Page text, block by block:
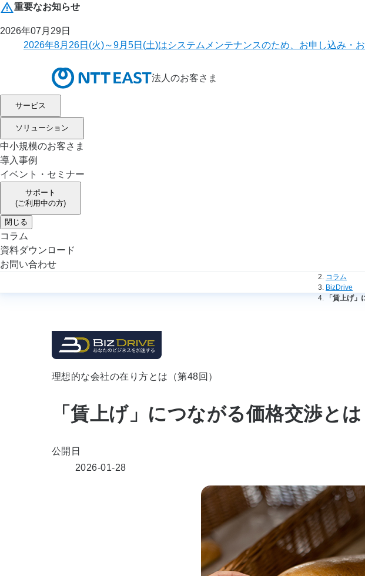
重要なお知らせ
2026年07月29日
2026年8月26日(火)～9月5日(土)はシステムメンテナンスのため、お申し込み・
法人のお客さま
サービス
ソリューション
中小規模のお客さま
導入事例
イベント・セミナー
サポート
(ご利用中の方)
閉じる
コラム
資料ダウンロード
お問い合わせ
コラム
BizDrive
「賃上げ
理想的な会社の在り方とは（第48回）
「賃上げ」につながる価格交渉と
公開日
2026-01-28